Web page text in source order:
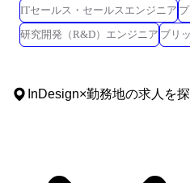
ITセールス・セールスエンジニア
研究開発（R&D）エンジニア ブリ
InDesign×勤務地の求人を